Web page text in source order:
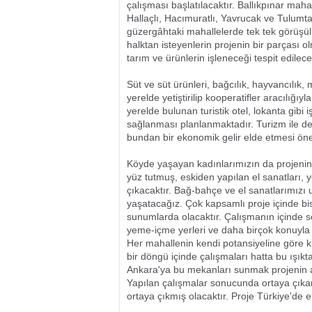
çalışması başlatılacaktır. Ballıkpınar
Hallaçlı, Hacımuratlı, Yavrucak ve
güzergâhtaki mahallelerde tek tek
halktan isteyenlerin projenin bir parçası
tarım ve ürünlerin işleneceği tespit
Süt ve süt ürünleri, bağcılık,
yerelde yetiştirilip kooperatifler
yerelde bulunan turistik otel, lokanta gibi
sağlanması planlanmaktadır. Turizm ile
bundan bir ekonomik gelir elde etmesi
Köyde yaşayan kadınlarımızın da
yüz tutmuş, eskiden yapılan el sanatları,
çıkacaktır. Bağ-bahçe ve el
yaşatacağız. Çok kapsamlı proje içinde
sunumlarda olacaktır. Çalışmanın içinde
yeme-içme yerleri ve daha birçok konuyla
Her mahallenin kendi potansiyeline göre
bir döngü içinde çalışmaları hatta bu
Ankara'ya bu mekanları sunmak projenin
Yapılan çalışmalar sonucunda ortaya
ortaya çıkmış olacaktır. Proje Türkiye'de